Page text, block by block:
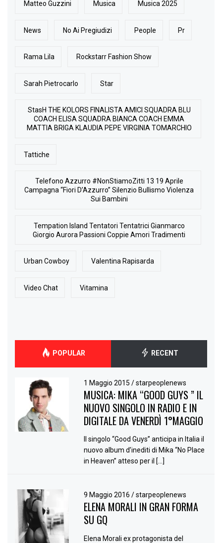
Matteo Guzzini Musica Musica 2025
News No Ai Pregiudizi People Pr
Rama Lila Rockstarr Fashion Show
Sarah Pietrocarlo Star
StasH THE KOLORS FINALISTA AMICI SQUADRA BLU
COACH ELISA SQUADRA BIANCA COACH EMMA
MATTIA BRIGA KLAUDIA PEPE VIRGINIA TOMARCHIO
Tattiche
Telefono Azzurro #NonStiamoZitti 13 19 Aprile
Campagna “Fiori D’Azzurro” Silenzio Bullismo Violenza
Sui Bambini
Tempation Island Tentatori Tentatrici Gianmarco
Giorgio Aurora Passioni Coppie Amori Tradimenti
Urban Cowboy Valentina Rapisarda
Video Chat Vitamina
POPULAR RECENT
1 Maggio 2015/ starpeoplenews
MUSICA: MIKA “GOOD GUYS ” IL
NUOVO SINGOLO IN RADIO E IN
DIGITALE DA VENERDÌ 1°MAGGIO
Il singolo “Good Guys” anticipa in Italia il
nuovo album d’inediti di Mika “No Place
in Heaven” atteso per il […]
9 Maggio 2016/ starpeoplenews
ELENA MORALI IN GRAN FORMA
SU GQ
Elena Morali ex protagonista del